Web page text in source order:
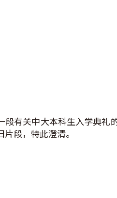
有关中大本科生入学典礼
段，特此澄清。